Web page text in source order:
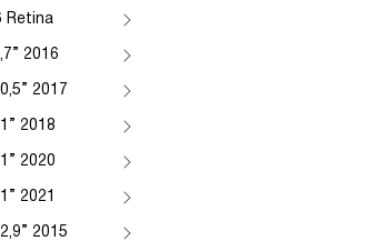
Retina
2016
2017
2018
2020
2021
2015